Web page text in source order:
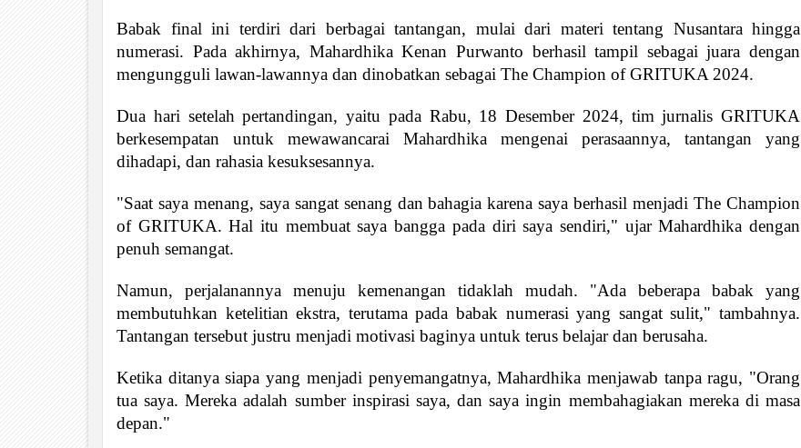
Babak final ini terdiri dari berbagai tantangan, mulai dari materi tentang Nusantara hingga
numerasi. Pada akhirnya, Mahardhika Kenan Purwanto berhasil tampil sebagai juara dengan
mengungguli lawan-lawannya dan dinobatkan sebagai The Champion of GRITUKA 2024.
Dua hari setelah pertandingan, yaitu pada Rabu, 18 Desember 2024, tim jurnalis GRITUKA
berkesempatan untuk mewawancarai Mahardhika mengenai perasaannya, tantangan yang
dihadapi, dan rahasia kesuksesannya.
"Saat saya menang, saya sangat senang dan bahagia karena saya berhasil menjadi The Champion
of GRITUKA. Hal itu membuat saya bangga pada diri saya sendiri," ujar Mahardhika dengan
penuh semangat.
Namun, perjalanannya menuju kemenangan tidaklah mudah. "Ada beberapa babak yang
membutuhkan ketelitian ekstra, terutama pada babak numerasi yang sangat sulit," tambahnya.
Tantangan tersebut justru menjadi motivasi baginya untuk terus belajar dan berusaha.
Ketika ditanya siapa yang menjadi penyemangatnya, Mahardhika menjawab tanpa ragu, "Orang
tua saya. Mereka adalah sumber inspirasi saya, dan saya ingin membahagiakan mereka di masa
depan."